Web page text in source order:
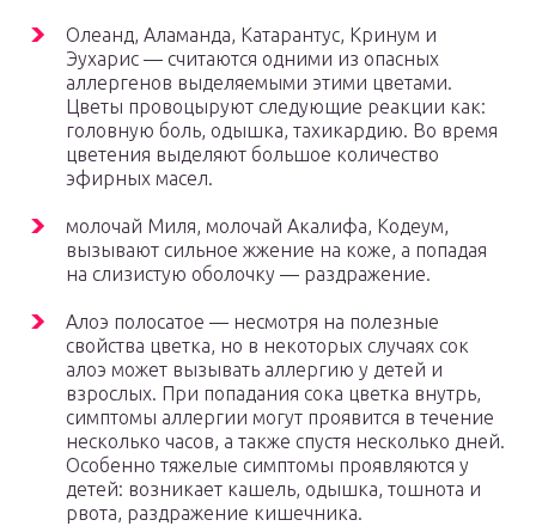
Олеанд, Аламанда, Катарантус, Кринум и
Эухарис — считаются одними из опасных
аллергенов выделяемыми этими цветами.
Цветы провоцыруют следующие реакции как:
головную боль, одышка, тахикардию. Во время
цветения выделяют большое количество
эфирных масел.
молочай Миля, молочай Акалифа, Кодеум,
вызывают сильное жжение на коже, а попадая
на слизистую оболочку — раздражение.
Алоэ полосатое — несмотря на полезные
свойства цветка, но в некоторых случаях сок
алоэ может вызывать аллергию у детей и
взрослых. При попадания сока цветка внутрь,
симптомы аллергии могут проявится в течение
несколько часов, а также спустя несколько дней.
Особенно тяжелые симптомы проявляются у
детей: возникает кашель, одышка, тошнота и
рвота, раздражение кишечника.